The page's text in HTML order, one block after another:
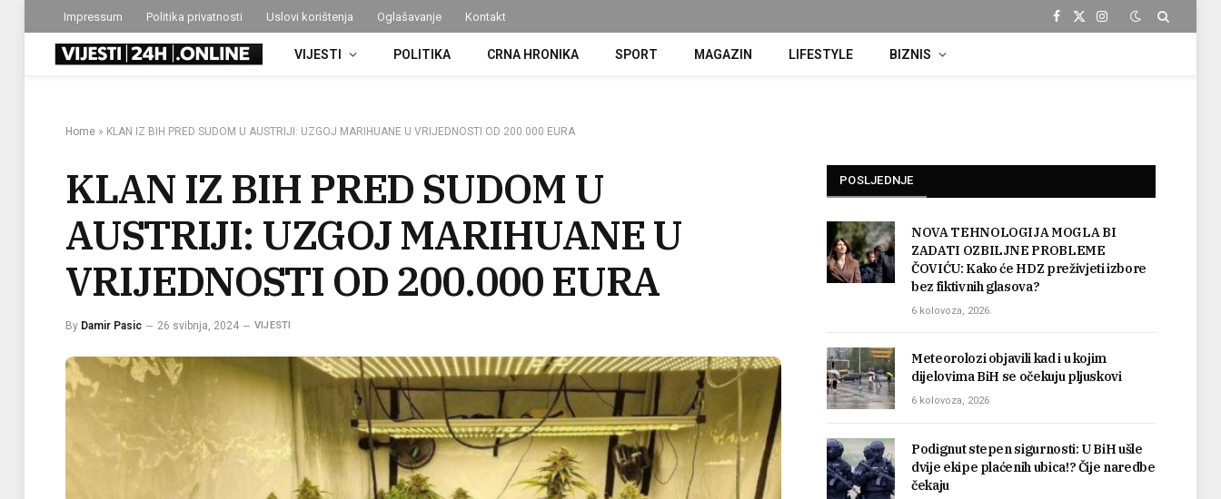
Impressum Politika privatnosti Uslovi korištenja Oglašavanje Kontakt
Facebook
X
Instagram
VIJESTI POLITIKA CRNA HRONIKA SPORT MAGAZIN LIFESTYLE BIZNIS
Home » KLAN IZ BIH PRED SUDOM U AUSTRIJI: UZGOJ MARIHUANE U VRIJEDNOSTI OD 200.000 EURA
KLAN IZ BIH PRED SUDOM U
AUSTRIJI: UZGOJ MARIHUANE U
VRIJEDNOSTI OD 200.000 EURA
By Damir Pasic 26 svibnja, 2024 VIJESTI
POSLJEDNJE
NOVA TEHNOLOGIJA MOGLA BI
ZADATI OZBILJNE PROBLEME
ČOVIĆU: Kako će HDZ preživjeti izbore
bez fiktivnih glasova?
6 kolovoza, 2026
Meteorolozi objavili kad i u kojim
dijelovima BiH se očekuju pljuskovi
6 kolovoza, 2026
Podignut stepen sigurnosti: U BiH ušle
dvije ekipe plaćenih ubica!? Čije naredbe
čekaju